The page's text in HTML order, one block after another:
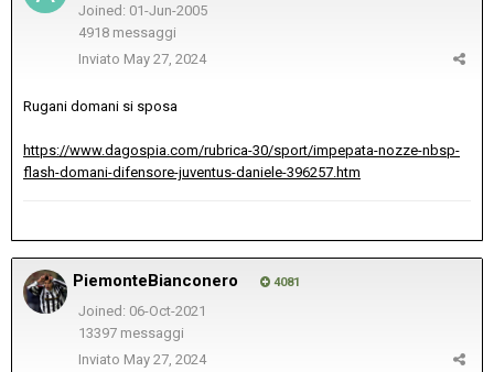
Joined: 01-Jun-2005
4918 messaggi
Inviato May 27, 2024
Rugani domani si sposa
https://www.dagospia.com/rubrica-30/sport/impepata-nozze-nbsp-
flash-domani-difensore-juventus-daniele-396257.htm
PiemonteBianconero 4081
Joined: 06-Oct-2021
13397 messaggi
Inviato May 27, 2024